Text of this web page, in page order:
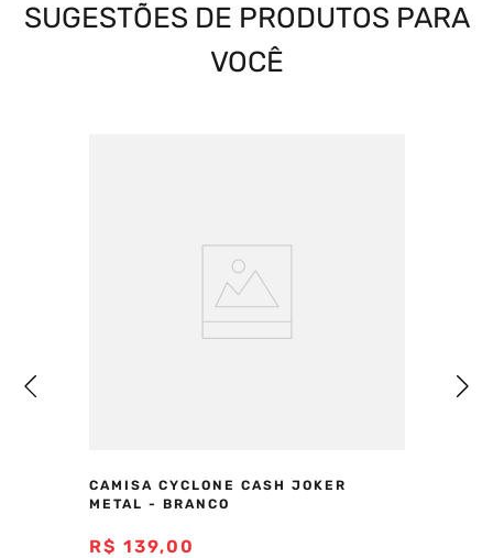
SUGESTÕES DE PRODUTOS PARA
VOCÊ
CAMISA CYCLONE CASH JOKER
METAL - BRANCO
R$ 139,00